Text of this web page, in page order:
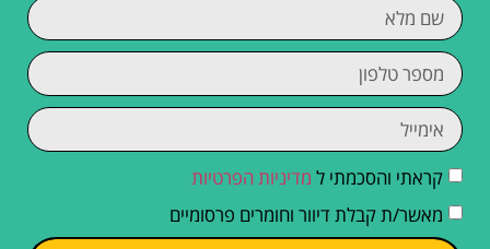
קראתי והסכמתי ל מדיניות הפרטיות
מאשר/ת קבלת דיוור וחומרים פרסומיים